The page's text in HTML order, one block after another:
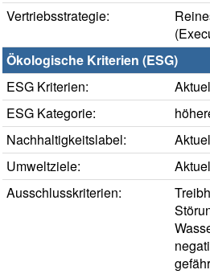
Vertriebsstrategie:
Ökologische Kriterien (ESG)
ESG Kriterien:
ESG Kategorie:
Nachhaltigkeitslabel:
Umweltziele:
Ausschlusskriterien: